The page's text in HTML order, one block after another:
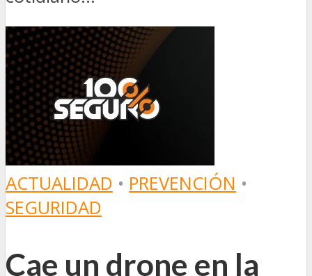
ACTUALIDAD • PREVENCIÓN •
SEGURIDAD
Cae un drone en la